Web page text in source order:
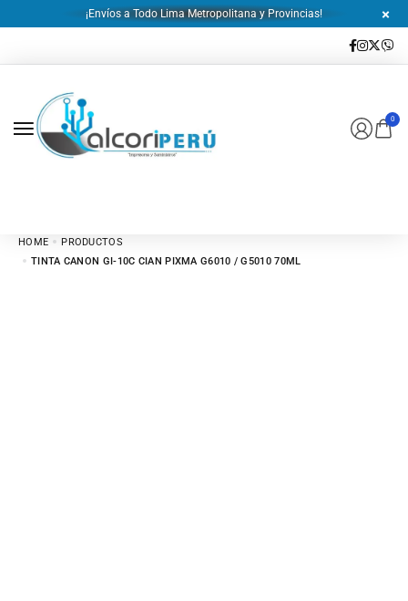
¡Envíos a Todo Lima Metropolitana y Provincias!
0
HOME
PRODUCTOS
TINTA CANON GI-10C CIAN PIXMA G6010 / G5010 70ML